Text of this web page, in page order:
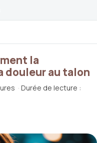
la
douleur au talon
· Durée de lecture :